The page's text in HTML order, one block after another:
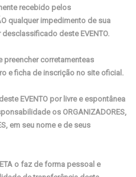
recebido pelos
qualquer impedimento de sua
deste EVENTO.
preencher corretamenteas
e ficha de inscrição no site oficial.
EVENTO por livre e espontânea
os ORGANIZADORES,
em seu nome e de seus
o faz de forma pessoal e